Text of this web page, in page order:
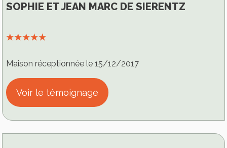
SOPHIE ET JEAN MARC DE SIERENTZ
⭑⭑⭑⭑⭑
Maison réceptionnée le 15/12/2017
Voir le témoignage